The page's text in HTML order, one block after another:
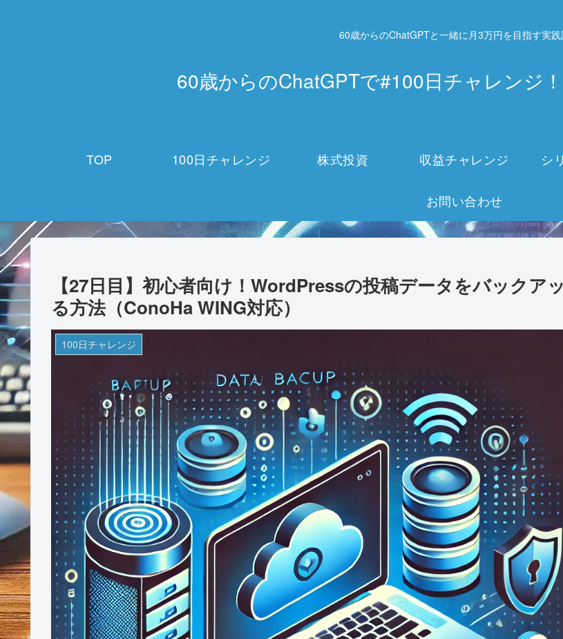
60歳からのChatGPTと一緒に月3万円を目指す実践
60歳からのChatGPTで#100日チャレンジ
TOP 100日チャレンジ 株式投資 収益チャレンジ シ
お問い合わせ
【27日目】初心者向け！WordPressの投稿データをバックア
る方法（ConoHa WING対応）
100日チャレンジ